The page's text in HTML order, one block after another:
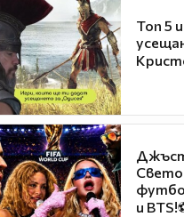
Топ 5
и